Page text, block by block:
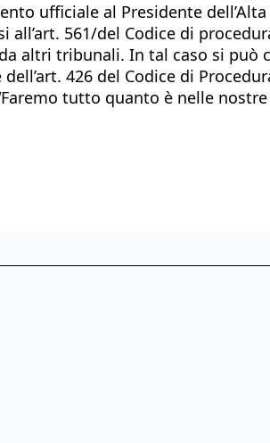
ufficiale al Presidente
561/del Codice di
altri tribunali. In tal caso si può
426 del Codice di
tutto quanto è nelle